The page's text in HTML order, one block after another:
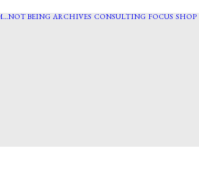
BEING ARCHIVES CONSULTING FOCUS SHOP